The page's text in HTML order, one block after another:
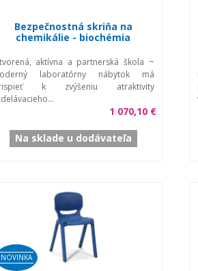
Bezpečnostná skriňa na
chemikálie - biochémia
aktívna a partnerská škola ~
laboratórny nábytok má
k zvýšeniu atraktivity
1 070,10 €
Na sklade u dodávateľa
NOVINKA